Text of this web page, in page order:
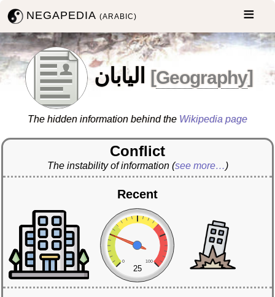
NEGAPEDIA(ARABIC)
اليابان [Geography]
The hidden information behind the Wikipedia page
Conflict
The instability of information (see more…)
Recent
0 100
25